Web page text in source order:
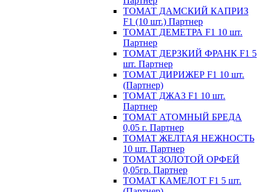
ТОМАТ ДАМСКИЙ КАПРИЗ
F1 (10 шт.) Партнер
ТОМАТ ДЕМЕТРА F1 10 шт.
Партнер
ТОМАТ ДЕРЗКИЙ ФРАНК F1 5
шт. Партнер
ТОМАТ ДИРИЖЕР F1 10 шт.
(Партнер)
ТОМАТ ДЖАЗ F1 10 шт.
Партнер
ТОМАТ АТОМНЫЙ БРЕДА
0,05 г. Партнер
ТОМАТ ЖЕЛТАЯ НЕЖНОСТЬ
10 шт. Партнер
ТОМАТ ЗОЛОТОЙ ОРФЕЙ
0,05гр. Партнер
ТОМАТ КАМЕЛОТ F1 5 шт.